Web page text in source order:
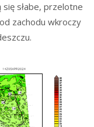
się słabe, przelotne
zachodu wkroczy